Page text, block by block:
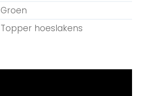
Groen
Topper hoeslakens